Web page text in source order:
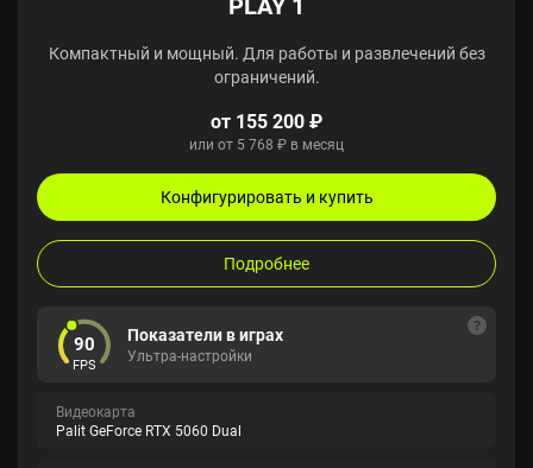
Компактный и мощный. Для работы и развлечений без
ограничений.
от 155 200 ₽
или от 5 768 ₽ в месяц
Конфигурировать и купить
Подробнее
90
FPS
Показатели в играх
Ультра-настройки
Видеокарта
Palit GeForce RTX 5060 Dual